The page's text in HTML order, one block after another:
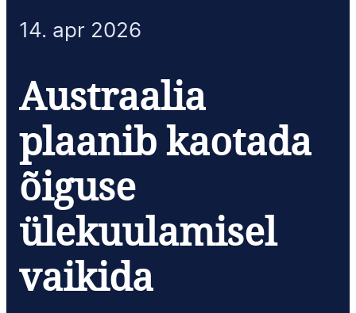
14. apr 2026
Austraalia
plaanib kaotada
õiguse
ülekuulamisel
vaikida